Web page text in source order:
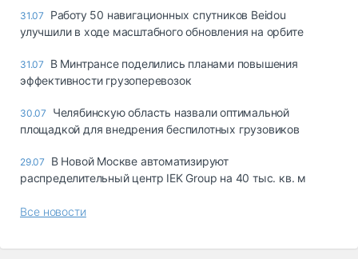
31.07
Работу 50 навигационных спутников Beidou
улучшили в ходе масштабного обновления на орбите
31.07
В Минтрансе поделились планами повышения
эффективности грузоперевозок
30.07
Челябинскую область назвали оптимальной
площадкой для внедрения беспилотных грузовиков
29.07
В Новой Москве автоматизируют
распределительный центр IEK Group на 40 тыс. кв. м
Все новости